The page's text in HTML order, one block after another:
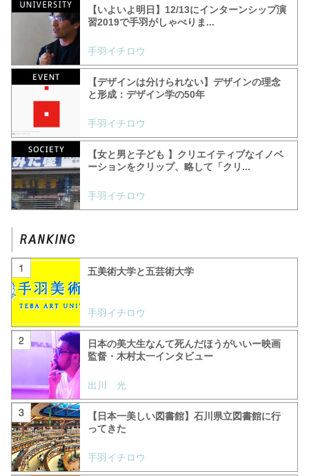
【いよいよ明日】12/13にインターンシップ演
習2019で手羽がしゃべりま...
手羽イチロウ
【デザインは分けられない】デザインの理念
と形成：デザイン学の50年
手羽イチロウ
【女と男と子ども 】クリエイティブなイノベ
ーションをクリップ、略して「クリ...
手羽イチロウ
五美術大学と五芸術大学
手羽イチロウ
日本の美大生なんて死んだほうがいいー映画
監督・木村太一インタビュー
出川 光
【日本一美しい図書館】石川県立図書館に行
ってきた
手羽イチロウ